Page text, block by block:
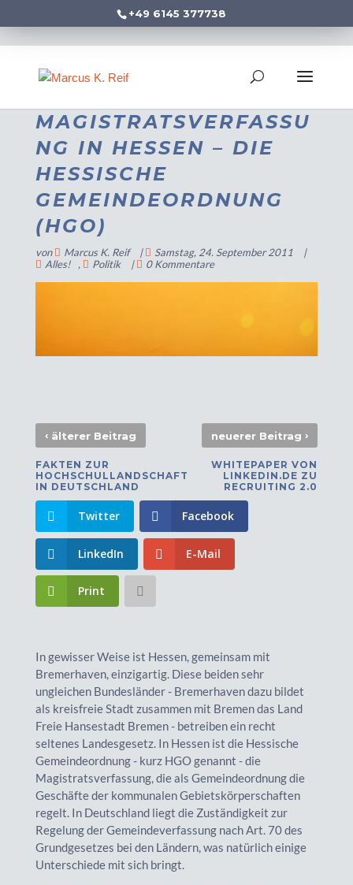
+49 6145 377738
MAGISTRATSVERFASSU
NG IN HESSEN – DIE
HESSISCHE
GEMEINDEORDNUNG
(HGO)
von Marcus K. Reif | Samstag, 24. September 2011
|
Alles!
, Politik | 0 Kommentare
‹älterer Beitrag
FAKTEN ZUR
HOCHSCHULLANDSCHAFT
IN DEUTSCHLAND
neuerer Beitrag›
WHITEPAPER VON
LINKEDIN.DE ZU
RECRUITING 2.0
Twitter Facebook
LinkedIn E-Mail
Print
In gewisser Weise ist Hessen, gemeinsam mit
Bremerhaven, einzigartig. Diese beiden sehr
ungleichen Bundesländer - Bremerhaven dazu bildet
als kreisfreie Stadt zusammen mit Bremen das Land
Freie Hansestadt Bremen - betreiben ein recht
seltenes Landesgesetz. In Hessen ist die Hessische
Gemeindeordnung - kurz HGO genannt - die
Magistratsverfassung, die als Gemeindeordnung die
Geschäfte der kommunalen Gebietskörperschaften
regelt. In Deutschland liegt die Zuständigkeit zur
Regelung der Gemeindeverfassung nach Art. 70 des
Grundgesetzes bei den Ländern, was natürlich einige
Unterschiede mit sich bringt.